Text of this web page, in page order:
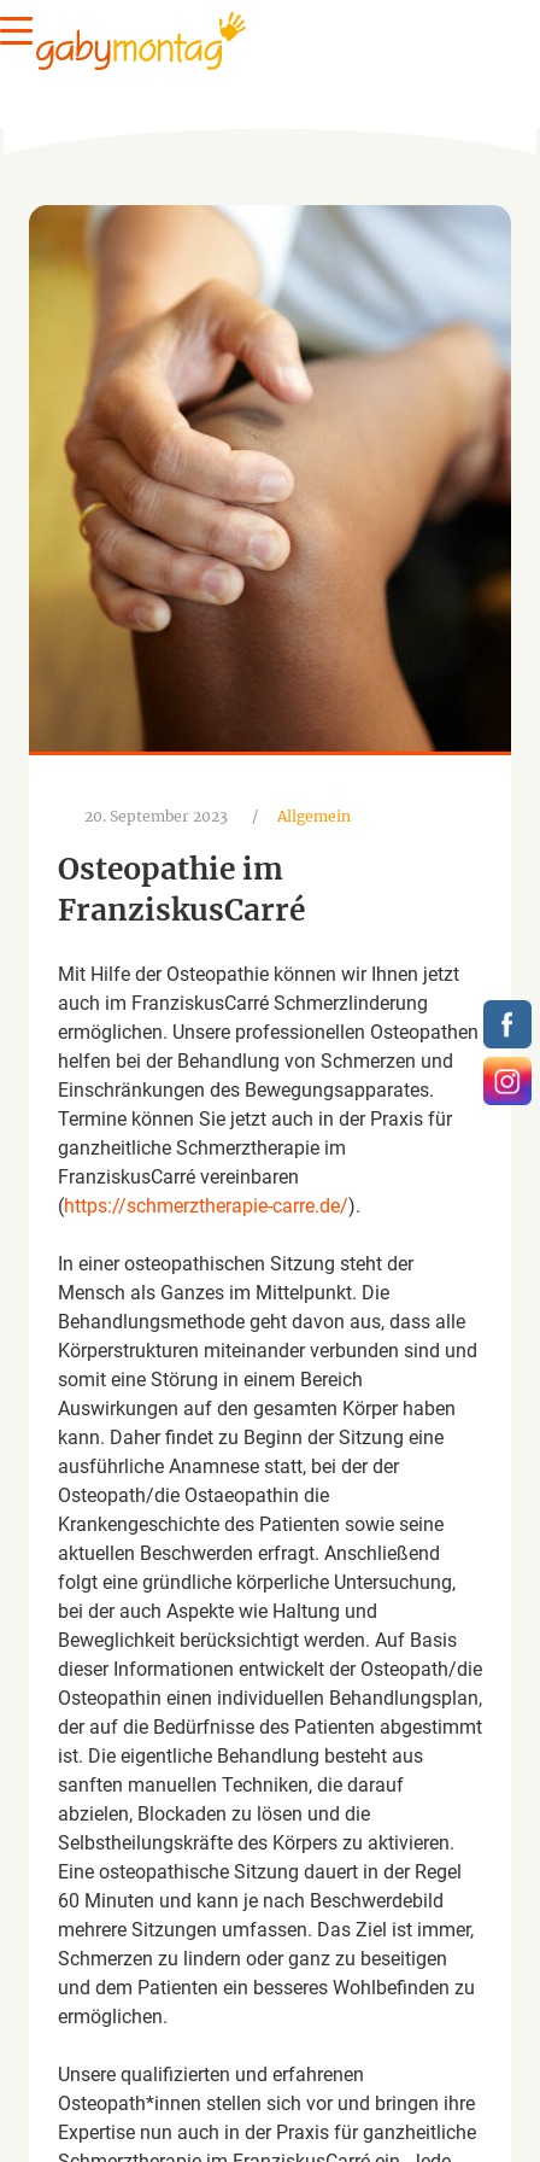
20. September 2023 / Allgemein
Osteopathie im
FranziskusCarré
Mit Hilfe der Osteopathie können wir Ihnen jetzt
auch im FranziskusCarré Schmerzlinderung
ermöglichen. Unsere professionellen Osteopathen
helfen bei der Behandlung von Schmerzen und
Einschränkungen des Bewegungsapparates.
Termine können Sie jetzt auch in der Praxis für
ganzheitliche Schmerztherapie im
FranziskusCarré vereinbaren
(https://schmerztherapie-carre.de/).
In einer osteopathischen Sitzung steht der
Mensch als Ganzes im Mittelpunkt. Die
Behandlungsmethode geht davon aus, dass alle
Körperstrukturen miteinander verbunden sind und
somit eine Störung in einem Bereich
Auswirkungen auf den gesamten Körper haben
kann. Daher findet zu Beginn der Sitzung eine
ausführliche Anamnese statt, bei der der
Osteopath/die Ostaeopathin die
Krankengeschichte des Patienten sowie seine
aktuellen Beschwerden erfragt. Anschließend
folgt eine gründliche körperliche Untersuchung,
bei der auch Aspekte wie Haltung und
Beweglichkeit berücksichtigt werden. Auf Basis
dieser Informationen entwickelt der Osteopath/die
Osteopathin einen individuellen Behandlungsplan,
der auf die Bedürfnisse des Patienten abgestimmt
ist. Die eigentliche Behandlung besteht aus
sanften manuellen Techniken, die darauf
abzielen, Blockaden zu lösen und die
Selbstheilungskräfte des Körpers zu aktivieren.
Eine osteopathische Sitzung dauert in der Regel
60 Minuten und kann je nach Beschwerdebild
mehrere Sitzungen umfassen. Das Ziel ist immer,
Schmerzen zu lindern oder ganz zu beseitigen
und dem Patienten ein besseres Wohlbefinden zu
ermöglichen.
Unsere qualifizierten und erfahrenen
Osteopath*innen stellen sich vor und bringen ihre
Expertise nun auch in der Praxis für ganzheitliche